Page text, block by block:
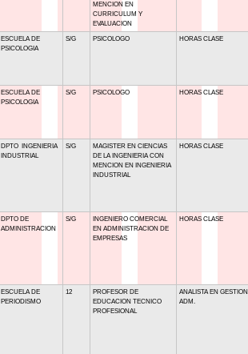
MENCION EN
CURRICULUM Y
EVALUACION
ESCUELA DE
PSICOLOGIA
S/G PSICOLOGO HORAS CLASE
ESCUELA DE
PSICOLOGIA
S/G PSICOLOGO HORAS CLASE
DPTO INGENIERIA
INDUSTRIAL
S/G
MAGISTER EN CIENCIAS
DE LA INGENIERIA CON
MENCION EN INGENIERIA
INDUSTRIAL
HORAS CLASE
DPTO DE
ADMINISTRACION
S/G
INGENIERO COMERCIAL
EN ADMINISTRACION DE
EMPRESAS
HORAS CLASE
ESCUELA DE
PERIODISMO
12
PROFESOR DE
EDUCACION TECNICO
PROFESIONAL
ANALISTA EN GESTION
ADM.